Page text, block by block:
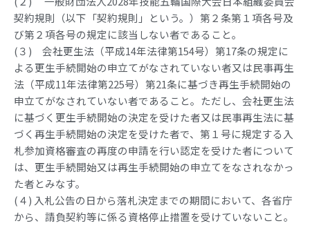
契約規則（以下「契約規則」という。）第２条第１項各号及
び第２項各号の規定に該当しない者であること。
(３) 会社更生法（平成14年法律第154号）第17条の規定に
よる更生手続開始の申立てがなされていない者又は民事再生
法（平成11年法律第225号）第21条に基づき再生手続開始の
申立てがなされていない者であること。ただし、会社更生法
に基づく更生手続開始の決定を受けた者又は民事再生法に基
づく再生手続開始の決定を受けた者で、第１号に規定する入
札参加資格審査の再度の申請を行い認定を受けた者について
は、更生手続開始又は再生手続開始の申立てをなされなかっ
た者とみなす。
(４) 入札公告の日から落札決定までの期間において、各省庁
から、請負契約等に係る資格停止措置を受けていないこと。